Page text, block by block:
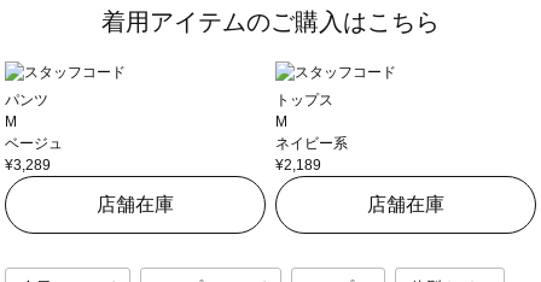
着用アイテムのご購入はこちら
パンツ
M
ベージュ
¥3,289
店舗在庫
トップス
M
ネイビー系
¥2,189
店舗在庫